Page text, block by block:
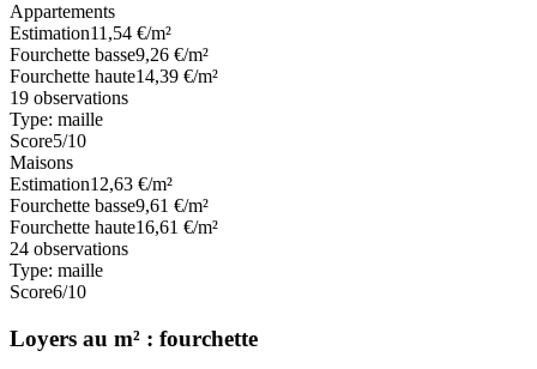
Appartements
Estimation11,54 €/m²
Fourchette basse9,26 €/m²
Fourchette haute14,39 €/m²
19 observations
Type: maille
Score5/10
Maisons
Estimation12,63 €/m²
Fourchette basse9,61 €/m²
Fourchette haute16,61 €/m²
24 observations
Type: maille
Score6/10
Loyers au m² : fourchette